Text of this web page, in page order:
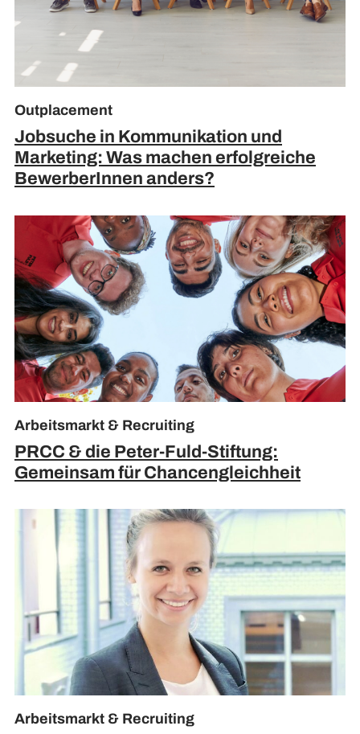
Outplacement
Jobsuche in Kommunikation und
Marketing: Was machen erfolgreiche
BewerberInnen anders?
Arbeitsmarkt & Recruiting
PRCC & die Peter-Fuld-Stiftung:
Gemeinsam für Chancengleichheit
Arbeitsmarkt & Recruiting